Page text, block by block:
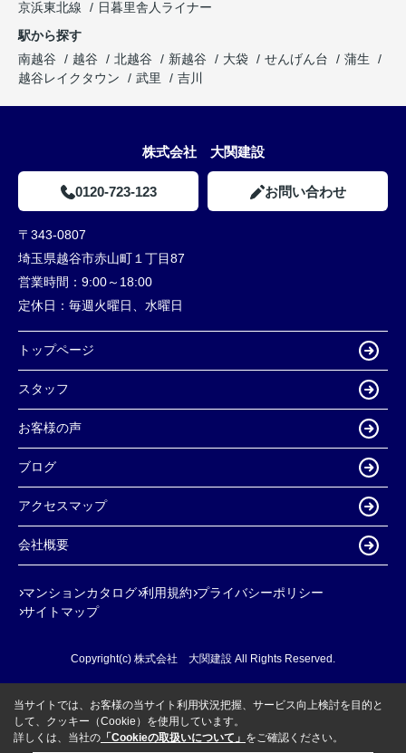
京浜東北線
日暮里舎人ライナー
駅から探す
南越谷
越谷 北越谷 新越谷 大袋 せんげん台
蒲生
越谷レイクタウン
武里 吉川
株式会社 大関建設
0120-723-123 お問い合わせ
〒343-0807
埼玉県越谷市赤山町１丁目87
営業時間： 9:00～18:00
定休日： 毎週火曜日、水曜日
トップページ
スタッフ
お客様の声
ブログ
アクセスマップ
会社概要
マンションカタログ 利用規約 プライバシーポリシー
サイトマップ
Copyright(c) 株式会社 大関建設 All Rights Reserved.
当サイトでは、お客様の当サイト利用状況把握、サービス向上検討を目的と
して、クッキー（Cookie）を使用しています。
詳しくは、当社の 「Cookieの取扱いについて」 をご確認ください。